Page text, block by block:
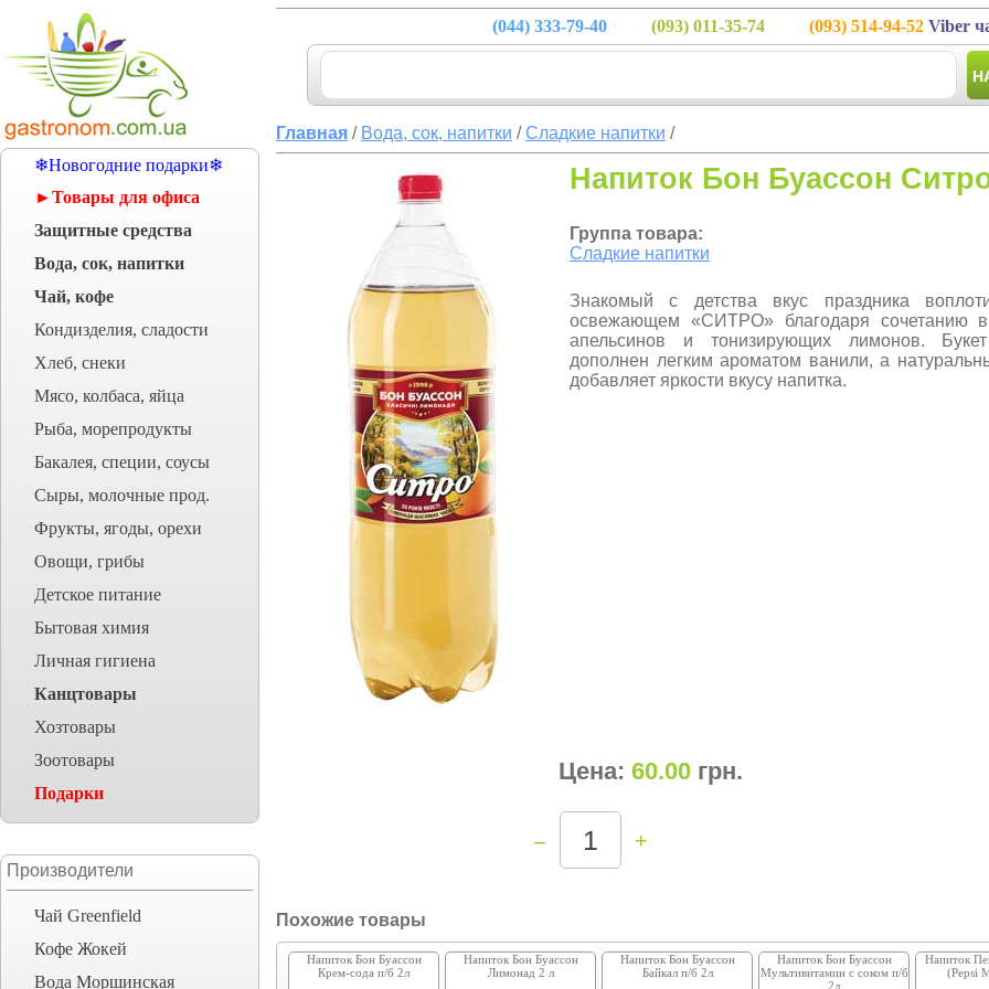
❄Новогодние подарки❄
►Товары для офиса
Защитные средства
Вода, сок, напитки
Чай, кофе
Кондизделия, сладости
Хлеб, снеки
Мясо, колбаса, яйца
Рыба, морепродукты
Бакалея, специи, соусы
Сыры, молочные прод.
Фрукты, ягоды, орехи
Овощи, грибы
Детское питание
Бытовая химия
Личная гигиена
Канцтовары
Хозтовары
Зоотовары
Подарки
Производители
Чай Greenfield
Кофе Жокей
Вода Моршинская
(044) 333-79-40 (093) 011-35-74 (093) 514-94-52 Viber
Главная / Вода, сок, напитки /Сладкие напитки /
Напиток Бон Буассон
Группа товара:
Сладкие напитки
Знакомый с детства вкус праздника
освежающем «СИТРО» благодаря сочетанию
апельсинов и тонизирующих лимонов.
дополнен легким ароматом ванили, а
добавляет яркости вкусу напитка.
Цена: 60.00 грн.
– +
Похожие товары
Напиток Бон Буассон
Крем-сода п/б 2л
Напиток Бон Буассон
Лимонад 2 л
Напиток Бон Буассон
Байкал п/б 2л
Напиток Бон Буассон
Мультивитамин с соком п/б
2л
Напиток
(Pepsi